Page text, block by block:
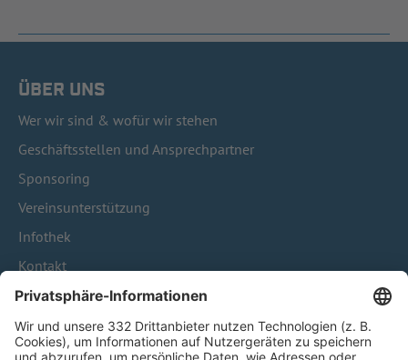
ÜBER UNS
Wer wir sind & wofür wir stehen
Geschäftsstellen und Ansprechpartner
Sponsoring
Vereinsunterstützung
Infothek
Kontakt
HÄUFIG BESUCHTE SEITEN
Pässe und Vereinswechsel